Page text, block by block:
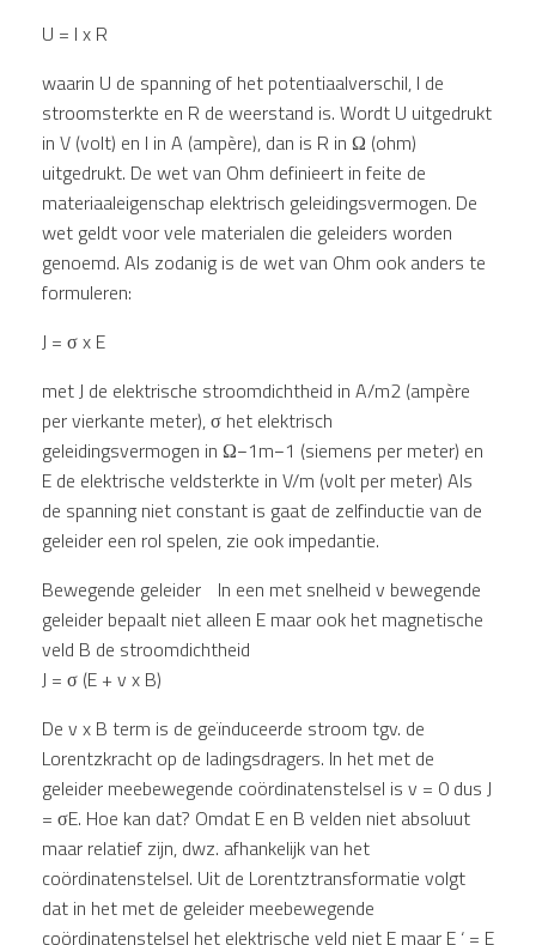
U = I x R
waarin U de spanning of het potentiaalverschil, I de
stroomsterkte en R de weerstand is. Wordt U uitgedrukt
in V (volt) en I in A (ampère), dan is R in Ω (ohm)
uitgedrukt. De wet van Ohm definieert in feite de
materiaaleigenschap elektrisch geleidingsvermogen. De
wet geldt voor vele materialen die geleiders worden
genoemd. Als zodanig is de wet van Ohm ook anders te
formuleren:
J = σ x E
met J de elektrische stroomdichtheid in A/m2 (ampère
per vierkante meter), σ het elektrisch
geleidingsvermogen in Ω−1m−1 (siemens per meter) en
E de elektrische veldsterkte in V/m (volt per meter) Als
de spanning niet constant is gaat de zelfinductie van de
geleider een rol spelen, zie ook impedantie.
Bewegende geleider In een met snelheid v bewegende
geleider bepaalt niet alleen E maar ook het magnetische
veld B de stroomdichtheid
J = σ (E + v x B)
De v x B term is de geïnduceerde stroom tgv. de
Lorentzkracht op de ladingsdragers. In het met de
geleider meebewegende coördinatenstelsel is v = 0 dus J
= σE. Hoe kan dat? Omdat E en B velden niet absoluut
maar relatief zijn, dwz. afhankelijk van het
coördinatenstelsel. Uit de Lorentztransformatie volgt
dat in het met de geleider meebewegende
coördinatenstelsel het elektrische veld niet E maar E ‘ = E